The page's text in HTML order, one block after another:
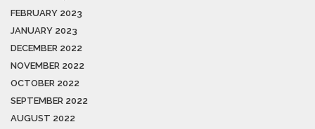
FEBRUARY 2023
JANUARY 2023
DECEMBER 2022
NOVEMBER 2022
OCTOBER 2022
SEPTEMBER 2022
AUGUST 2022